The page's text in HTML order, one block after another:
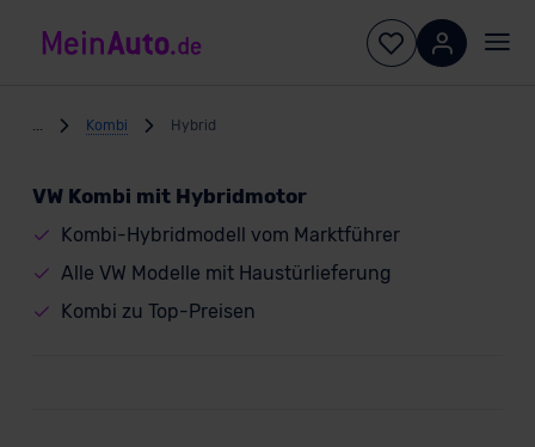
Kombi Hybrid
VW Kombi mit Hybridmotor
Kombi-Hybridmodell vom Marktführer
Alle VW Modelle mit Haustürlieferung
Kombi zu Top-Preisen